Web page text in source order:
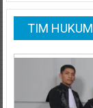
TIM HUKUM